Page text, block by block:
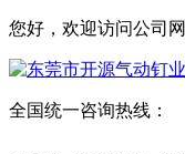
您好，欢迎访问公司
全国统一咨询热线：